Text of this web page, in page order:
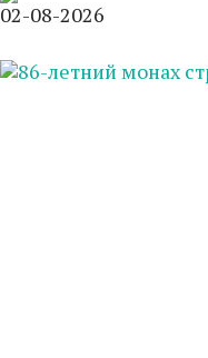
02-08-2026